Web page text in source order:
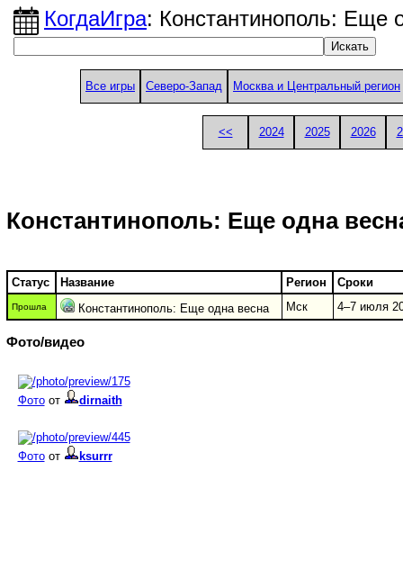
КогдаИгра: Константинополь: Еще
Все игры Северо-Запад Москва и Центральный регион
<< 2024 2025 2026
Константинополь: Еще одна
Статус Название Регион Сроки
Прошла Константинополь: Еще одна весна Мск 4–7 июля
Фото/видео
Фотоот dirnaith
Фотоот ksurrr